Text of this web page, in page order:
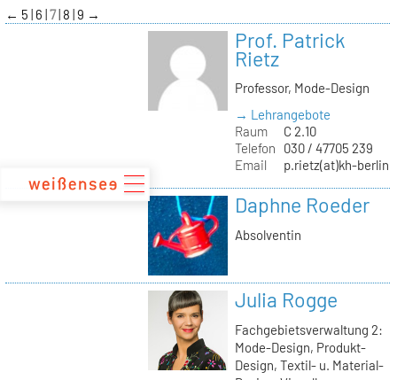
zum
Inhalt
← 5 6 7 8 9 →
Prof. Patrick
Rietz
Professor, Mode-Design
→ Lehrangebote
Raum
C 2.10
Telefon
030 / 47705 239
Email
p.rietz(at)kh-
Daphne Roeder
Absolventin
Julia Rogge
Fachgebietsverwaltung 2:
Mode-Design, Produkt-
Design, Textil- u. Material-